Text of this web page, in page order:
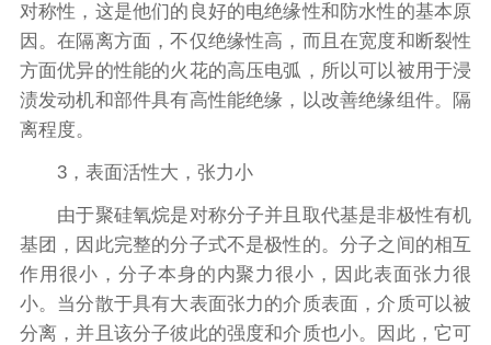
对称性，这是他们的良好的电绝缘性和防水性的基本原
因。在隔离方面，不仅绝缘性高，而且在宽度和断裂性
方面优异的性能的火花的高压电弧，所以可以被用于浸
渍发动机和部件具有高性能绝缘，以改善绝缘组件。隔
离程度。
3，表面活性大，张力小
由于聚硅氧烷是对称分子并且取代基是非极性有机
基团，因此完整的分子式不是极性的。分子之间的相互
作用很小，分子本身的内聚力很小，因此表面张力很
小。当分散于具有大表面张力的介质表面，介质可以被
分离，并且该分子彼此的强度和介质也小。因此，它可